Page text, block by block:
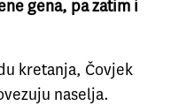
gena, pa zatim i
kretanja, Čovjek
naselja.